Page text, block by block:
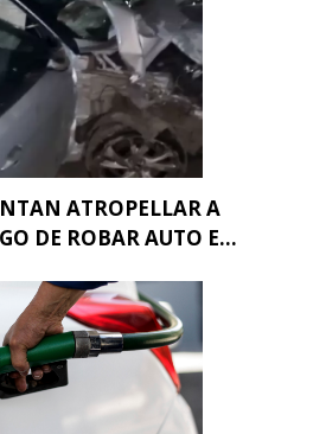
ATROPELLAR A
DE ROBAR AUTO E...